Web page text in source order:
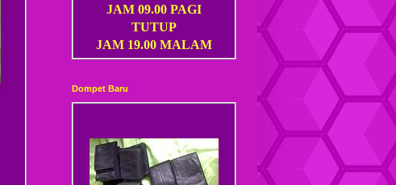
JAM 09.00 PAGI
TUTUP
JAM 19.00 MALAM
Dompet Baru